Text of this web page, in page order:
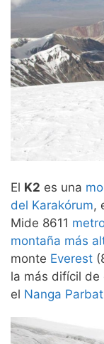
El K2 es una
del Karakórum,
Mide 8611
montaña más
monte Everest
la más difícil de
el Nanga Parbat